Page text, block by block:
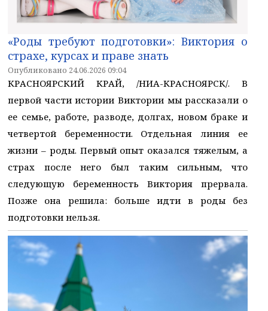
«Роды требуют подготовки»: Виктория о
страхе, курсах и праве знать
Опубликовано 24.06.2026 09:04
КРАСНОЯРСКИЙ КРАЙ, /НИА-КРАСНОЯРСК/. В
первой части истории Виктории мы рассказали о
ее семье, работе, разводе, долгах, новом браке и
четвертой беременности. Отдельная линия ее
жизни – роды. Первый опыт оказался тяжелым, а
страх после него был таким сильным, что
следующую беременность Виктория прервала.
Позже она решила: больше идти в роды без
подготовки нельзя.